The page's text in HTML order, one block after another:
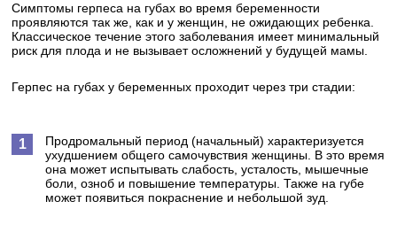
Симптомы герпеса на губах во время беременности
проявляются так же, как и у женщин, не ожидающих ребенка.
Классическое течение этого заболевания имеет минимальный
риск для плода и не вызывает осложнений у будущей мамы.
Герпес на губах у беременных проходит через три стадии:
Продромальный период (начальный) характеризуется
ухудшением общего самочувствия женщины. В это время
она может испытывать слабость, усталость, мышечные
боли, озноб и повышение температуры. Также на губе
может появиться покраснение и небольшой зуд.